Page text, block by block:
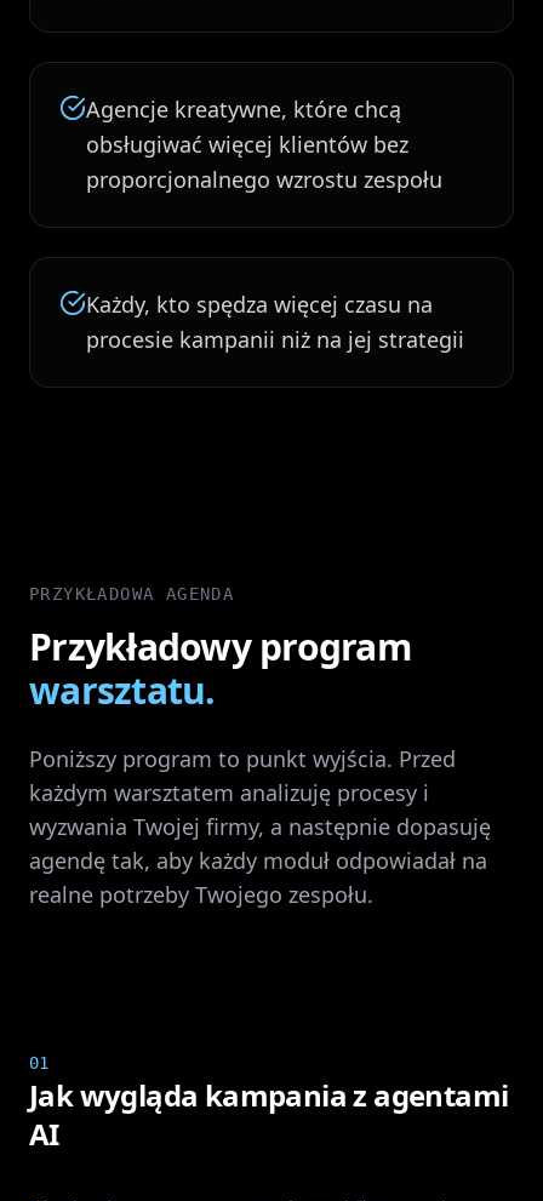
Agencje kreatywne, które chcą
obsługiwać więcej klientów bez
proporcjonalnego wzrostu zespołu
Każdy, kto spędza więcej czasu na
procesie kampanii niż na jej strategii
PRZYKŁADOWA AGENDA
Przykładowy program
warsztatu.
Poniższy program to punkt wyjścia. Przed
każdym warsztatem analizuję procesy i
wyzwania Twojej firmy, a następnie dopasuję
agendę tak, aby każdy moduł odpowiadał na
realne potrzeby Twojego zespołu.
01
Jak wygląda kampania z agentami
AI